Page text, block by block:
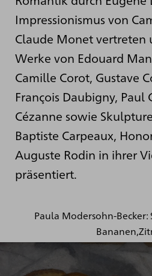
Impressionismus von
Claude Monet vertreten
Werke von Edouard
Camille Corot, Gustave
François Daubigny,
Cézanne sowie
Baptiste Carpeaux,
Auguste Rodin in ihrer
präsentiert.
Paula Modersohn-